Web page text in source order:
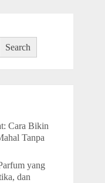
Search
Cara Bikin
Tanpa
yang
dan